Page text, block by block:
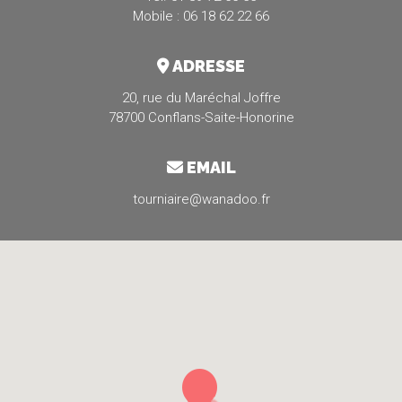
Mobile : 06 18 62 22 66
ADRESSE
20, rue du Maréchal Joffre
78700 Conflans-Saite-Honorine
EMAIL
tourniaire@wanadoo.fr